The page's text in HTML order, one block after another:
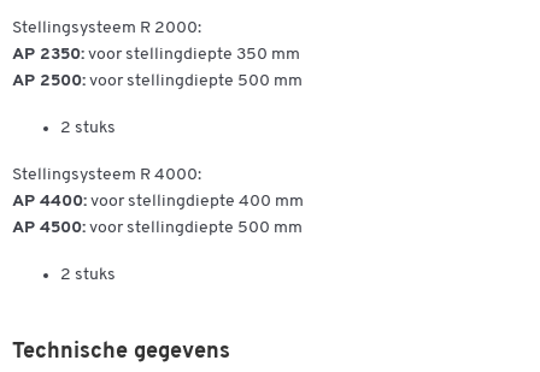
Stellingsysteem R 2000:
AP 2350: voor stellingdiepte 350 mm
AP 2500: voor stellingdiepte 500 mm
2 stuks
Stellingsysteem R 4000:
AP 4400: voor stellingdiepte 400 mm
AP 4500: voor stellingdiepte 500 mm
2 stuks
Technische gegevensDubbelklik om in te zoomen